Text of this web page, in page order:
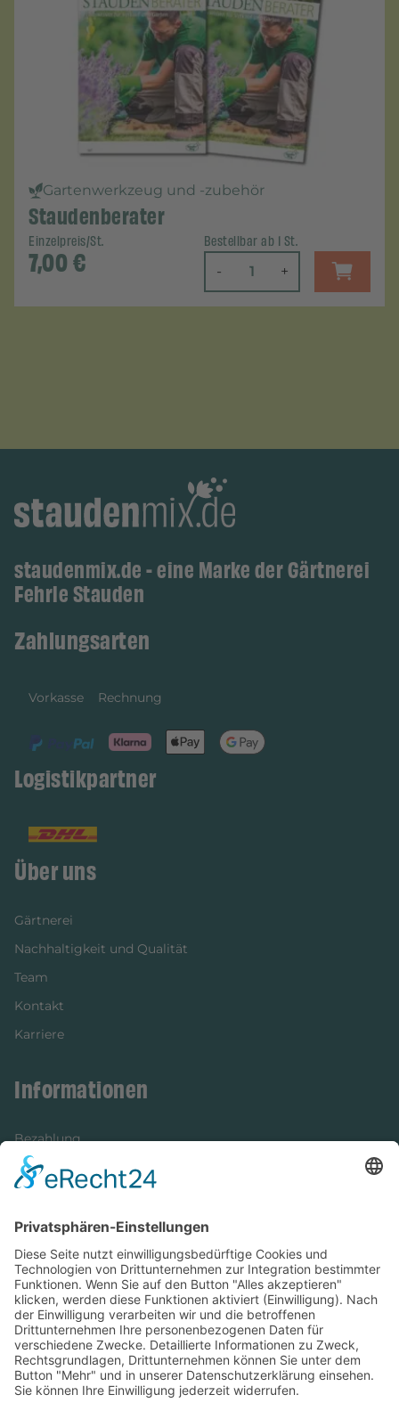
Gartenwerkzeug und -zubehör
Staudenberater
Einzelpreis/St.
7,00€
Bestellbar ab 1 St.
- +
staudenmix.de - eine Marke der Gärtnerei
Fehrle Stauden
Zahlungsarten
Vorkasse Rechnung
Logistikpartner
Über uns
Gärtnerei
Nachhaltigkeit und Qualität
Team
Kontakt
Karriere
Informationen
Bezahlung
Newsletter
Versandinformationen
Verfügbarkeit/Verträglichkeit
Rechtliches
Widerrufsrecht und Widerrufsformular
Impressum
Datenschutzerklärung